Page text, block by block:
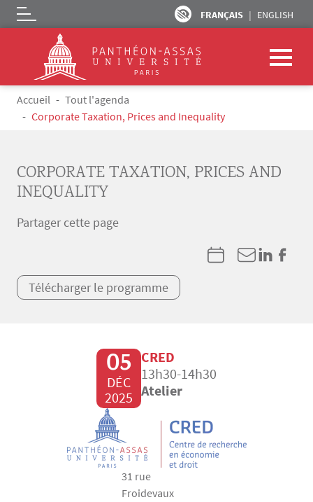
Aller au contenu principal
FRANÇAIS ENGLISH
Logo
Fil d'Ariane
Accueil
Tout l'agenda
Corporate Taxation, Prices and Inequality
CORPORATE TAXATION, PRICES AND
INEQUALITY
Partager cette page
Télécharger le programme
05
DÉC
2025
CRED
13h30-14h30
Atelier
31 rue
Froidevaux